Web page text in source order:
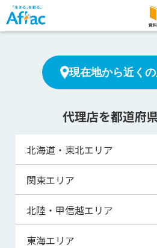
現在地から近く
代理店を都道府
北海道・東北エリア
北海道
青森県
関東エリア
東京都
神奈川県
北陸・甲信越エリア
新潟県
東海エリア